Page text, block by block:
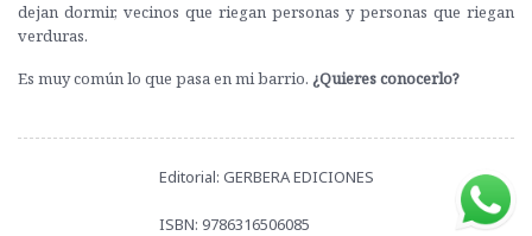
dejan dormir, vecinos que riegan personas y personas que riegan
verduras.
Es muy común lo que pasa en mi barrio. ¿Quieres conocerlo?
Editorial: GERBERA EDICIONES
ISBN: 9786316506085